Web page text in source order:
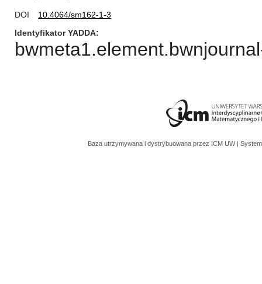
DOI
10.4064/sm162-1-3
Identyfikator YADDA
Baza utrzymywana i dystrybuowana przez ICM UW |